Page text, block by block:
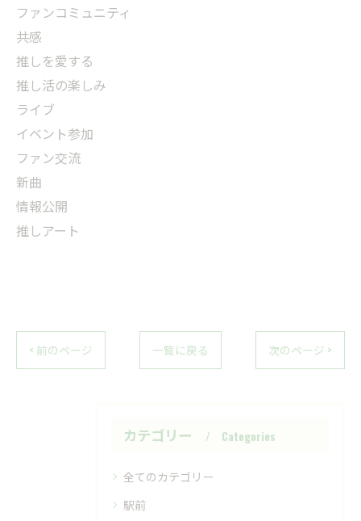
ファンコミュニティ
共感
推しを愛する
推し活の楽しみ
ライブ
イベント参加
ファン交流
新曲
情報公開
推しアート
< 前のページ 一覧に戻る 次のページ >
カテゴリー Categories
全てのカテゴリー
駅前